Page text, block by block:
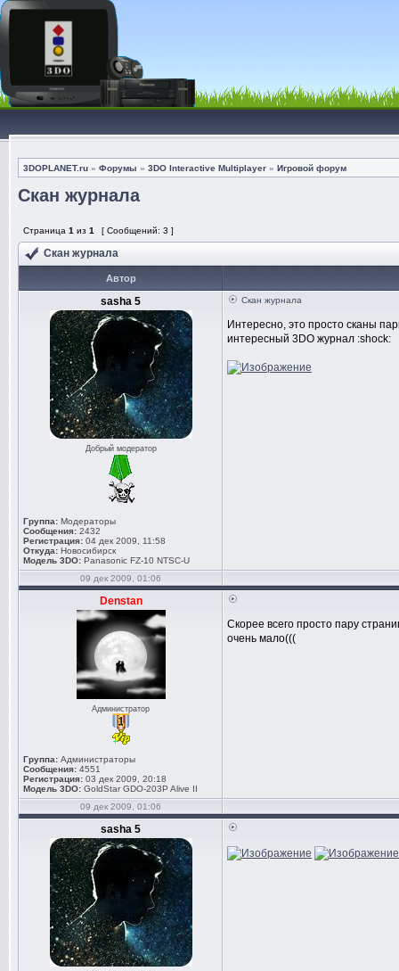
3DOPLANET.ru » Форумы » 3DO Interactive Multiplayer » Игровой форум
Скан журнала
Страница 1 из 1 [ Сообщений: 3 ]
Скан журнала
Автор
sasha 5
Добрый модератор
Группа: Модераторы
Сообщения: 2432
Регистрация: 04 дек 2009, 11:58
Откуда: Новосибирск
Модель 3DO: Panasonic FZ-10 NTSC-U
Скан журнала
Интересно, это просто сканы
интересный 3DO журнал :shock:
09 дек 2009, 01:06
Denstan
Администратор
Группа: Администраторы
Сообщения: 4551
Регистрация: 03 дек 2009, 20:18
Модель 3DO: GoldStar GDO-203P Alive II
Скорее всего просто пару
очень мало(((
09 дек 2009, 01:06
sasha 5